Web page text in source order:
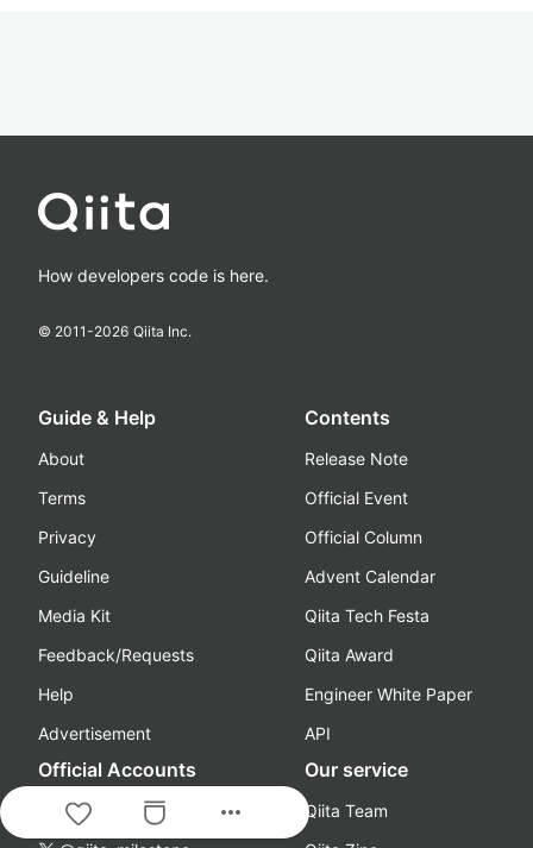
more_horiz
How developers code is here.
© 2011-2026 Qiita Inc.
Guide & Help
About
Terms
Privacy
Guideline
Media Kit
Feedback/Requests
Help
Advertisement
Contents
Release Note
Official Event
Official Column
Advent Calendar
Qiita Tech Festa
Qiita Award
Engineer White Paper
API
Official Accounts
@Qiita
Our service
Qiita Team